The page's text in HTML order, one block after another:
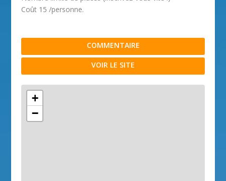
Coût 15 /personne.
COMMENTAIRE
VOIR LE SITE
+
−